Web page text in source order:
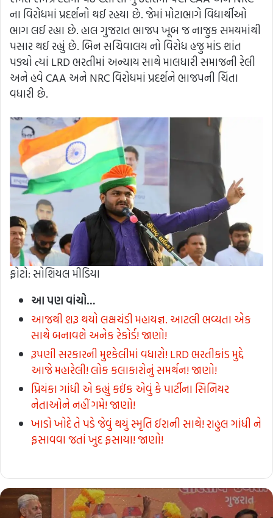
ના વિરોધમાં પ્રદર્શનો થઈ રહયા છે. જેમાં મોટાભાગે વિદ્યાર્થીઓ
ભાગ લઈ રહ્યા છે. હાલ ગુજરાત ભાજપ ખૂબ જ નાજુક સમયમાંથી
પસાર થઈ રહ્યું છે. બિન સચિવાલય નો વિરોધ હજુ માંડ શાંત
પડ્યો ત્યાં LRD ભરતીમાં અન્યાય સાથે માલધારી સમાજની રેલી
અને હવે CAA અને NRC વિરોધમાં પ્રદર્શને ભાજપની ચિંતા
વધારી છે.
ફોટો: સોશિયલ મીડિયા
આ પણ વાંચો…
આજથી શરૂ થયો લક્ષચંડી મહાયજ્ઞ. આટલી ભવ્યતા એક
સાથે બનાવશે અનેક રેકોર્ડ! જાણો!
રૂપણી સરકારની મુશ્કેલીમાં વધારો! LRD ભરતીકાંડ મુદ્દે
આજે મહારેલી! લોક કલાકારોનું સમર્થન! જાણો!
પ્રિયંકા ગાંધી એ કહ્યું કઈંક એવું કે પાર્ટીના સિનિયર
નેતાઓને નહીં ગમે! જાણો!
ખાડો ખોદે તે પડે જેવું થયું સ્મૃતિ ઈરાની સાથે! રાહુલ ગાંધી ને
ફસાવવા જતાં ખુદ ફસાયા! જાણો!